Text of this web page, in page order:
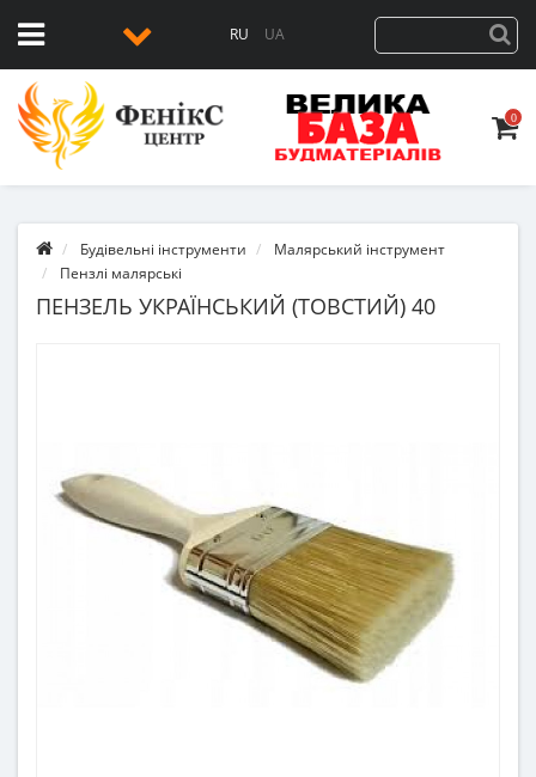
RU UA
0
Будівельні інструменти
Малярський інструмент
Пензлі малярські
ПЕНЗЕЛЬ УКРАЇНСЬКИЙ (ТОВСТИЙ) 40